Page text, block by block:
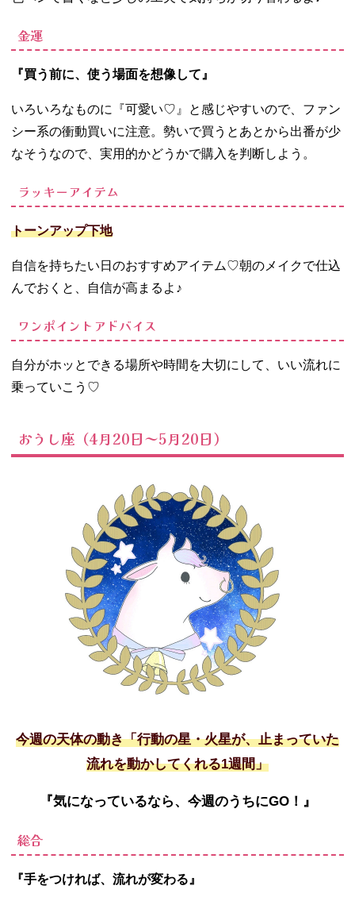
金運
『買う前に、使う場面を想像して』
いろいろなものに『可愛い♡』と感じやすいので、ファン
シー系の衝動買いに注意。勢いで買うとあとから出番が少
なそうなので、実用的かどうかで購入を判断しよう。
ラッキーアイテム
トーンアップ下地
自信を持ちたい日のおすすめアイテム♡朝のメイクで仕込
んでおくと、自信が高まるよ♪
ワンポイントアドバイス
自分がホッとできる場所や時間を大切にして、いい流れに
乗っていこう ♡
おうし座（4月20日～5月20日）
今週の天体の動き「行動の星・火星が、止まっていた
流れを動かしてくれる1週間」
『気になっているなら、今週のうちにGO！』
総合
『手をつければ、流れが変わる』